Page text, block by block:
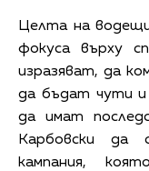
Целта на
фокуса върху
изразяват, да
да бъдат чути и
да имат
Карбовски да
кампания,